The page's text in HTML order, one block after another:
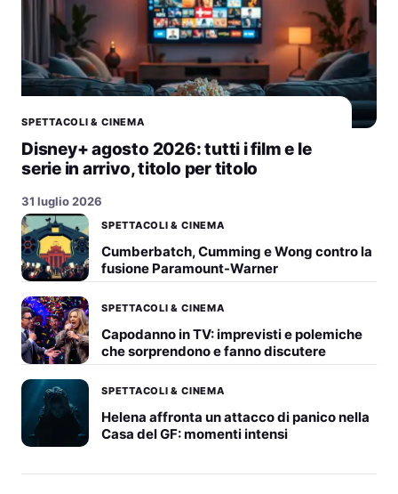
SPETTACOLI & CINEMA
Disney+ agosto 2026: tutti i film e le
serie in arrivo, titolo per titolo
31 luglio 2026
SPETTACOLI & CINEMA
Cumberbatch, Cumming e Wong contro la
fusione Paramount-Warner
SPETTACOLI & CINEMA
Capodanno in TV: imprevisti e polemiche
che sorprendono e fanno discutere
SPETTACOLI & CINEMA
Helena affronta un attacco di panico nella
Casa del GF: momenti intensi